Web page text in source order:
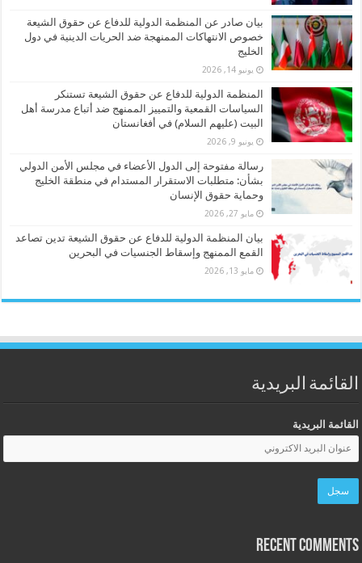
بيان صادر عن المنظمة الدولية للدفاع عن حقوق الشيعة
خصوص الانتهاكات الممنهجة ضد الحريات الدينية في دول
الخليج
يونيو 14, 2026
المنظمة الدولية للدفاع عن حقوق الشيعة تستنكر
السياسات القمعية والتمييز الممنهج ضد أتباع مدرسة أهل
البيت (عليهم السلام) في أفغانستان
يونيو 9, 2026
رسالة مفتوحة إلى الدول الأعضاء في مجلس الأمن الدولي
بشأن: متطلبات الاستقرار المستدام في منطقة الخليج
وحماية حقوق الإنسان
مايو 27, 2026
بيان المنظمة الدولية للدفاع عن حقوق الشيعة تدين تصاعد
القمع الممنهج وإسقاط الجنسيات في البحرين
مايو 13, 2026
القائمة البريدية
القائمة البريدية
Recent Comments